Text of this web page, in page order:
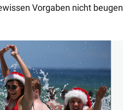
Vorgaben nicht beugen